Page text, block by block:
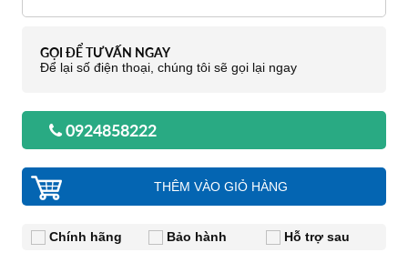
GỌI ĐỂ TƯ VẤN NGAY
Để lại số điện thoại, chúng tôi sẽ gọi lại ngay
0924858222
THÊM VÀO GIỎ HÀNG
Chính hãng Bảo hành Hỗ trợ sau